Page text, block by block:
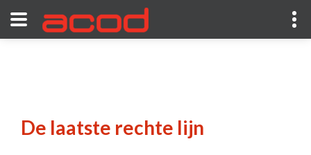
De laatste rechte lijn